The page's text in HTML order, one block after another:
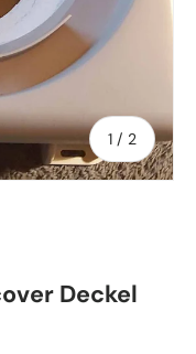
1 / von
2
Deckel